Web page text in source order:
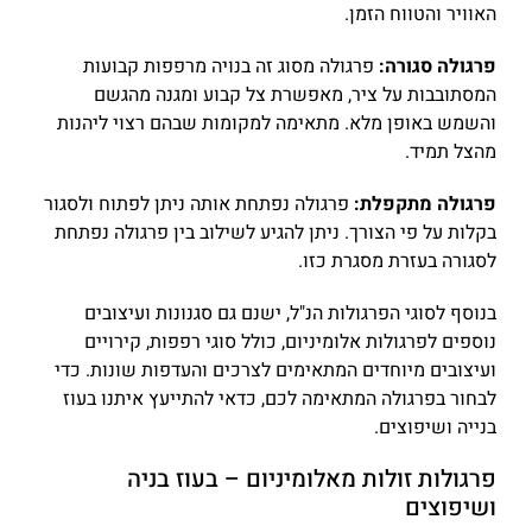
האוויר והטווח הזמן.
פרגולה סגורה: פרגולה מסוג זה בנויה מרפפות קבועות
המסתובבות על ציר, מאפשרת צל קבוע ומגנה מהגשם
והשמש באופן מלא. מתאימה למקומות שבהם רצוי ליהנות
מהצל תמיד.
פרגולה מתקפלת: פרגולה נפתחת אותה ניתן לפתוח ולסגור
בקלות על פי הצורך. ניתן להגיע לשילוב בין פרגולה נפתחת
לסגורה בעזרת מסגרת כזו.
בנוסף לסוגי הפרגולות הנ"ל, ישנם גם סגנונות ועיצובים
נוספים לפרגולות אלומיניום, כולל סוגי רפפות, קירויים
ועיצובים מיוחדים המתאימים לצרכים והעדפות שונות. כדי
לבחור בפרגולה המתאימה לכם, כדאי להתייעץ איתנו בעוז
בנייה ושיפוצים.
פרגולות זולות מאלומיניום – בעוז בניה
ושיפוצים